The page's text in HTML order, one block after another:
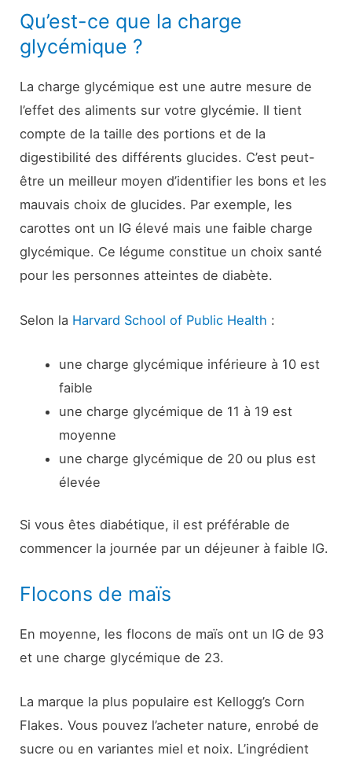
Qu’est-ce que la charge
glycémique ?
La charge glycémique est une autre mesure de
l’effet des aliments sur votre glycémie. Il tient
compte de la taille des portions et de la
digestibilité des différents glucides. C’est peut-
être un meilleur moyen d’identifier les bons et les
mauvais choix de glucides. Par exemple, les
carottes ont un IG élevé mais une faible charge
glycémique. Ce légume constitue un choix santé
pour les personnes atteintes de diabète.
Selon la Harvard School of Public Health :
une charge glycémique inférieure à 10 est
faible
une charge glycémique de 11 à 19 est
moyenne
une charge glycémique de 20 ou plus est
élevée
Si vous êtes diabétique, il est préférable de
commencer la journée par un déjeuner à faible IG.
Flocons de maïs
En moyenne, les flocons de maïs ont un IG de 93
et une charge glycémique de 23.
La marque la plus populaire est Kellogg’s Corn
Flakes. Vous pouvez l’acheter nature, enrobé de
sucre ou en variantes miel et noix. L’ingrédient